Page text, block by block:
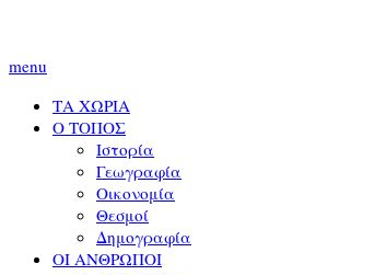
menu
ΤΑ ΧΩΡΙΑ
Ο ΤΟΠΟΣ
Ιστορία
Γεωγραφία
Οικονομία
Θεσμοί
Δημογραφία
ΟΙ ΑΝΘΡΩΠΟΙ